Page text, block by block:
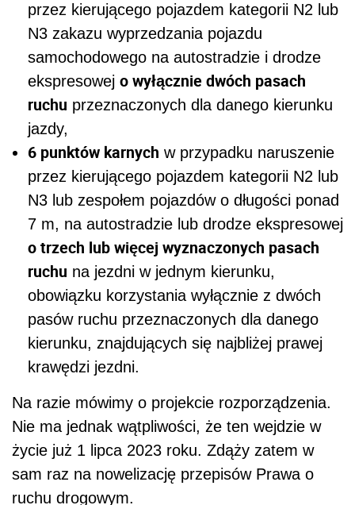
przez kierującego pojazdem kategorii N2 lub
N3 zakazu wyprzedzania pojazdu
samochodowego na autostradzie i drodze
ekspresowej o wyłącznie dwóch pasach
ruchu przeznaczonych dla danego kierunku
jazdy,
6 punktów karnych w przypadku naruszenie
przez kierującego pojazdem kategorii N2 lub
N3 lub zespołem pojazdów o długości ponad
7 m, na autostradzie lub drodze ekspresowej
o trzech lub więcej wyznaczonych pasach
ruchu na jezdni w jednym kierunku,
obowiązku korzystania wyłącznie z dwóch
pasów ruchu przeznaczonych dla danego
kierunku, znajdujących się najbliżej prawej
krawędzi jezdni.
Na razie mówimy o projekcie rozporządzenia.
Nie ma jednak wątpliwości, że ten wejdzie w
życie już 1 lipca 2023 roku. Zdąży zatem w
sam raz na nowelizację przepisów Prawa o
ruchu drogowym.